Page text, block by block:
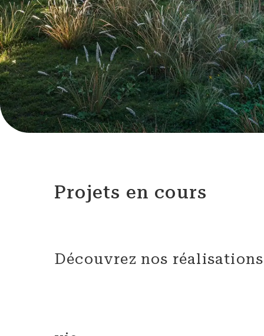
Projets en cours
Découvrez nos